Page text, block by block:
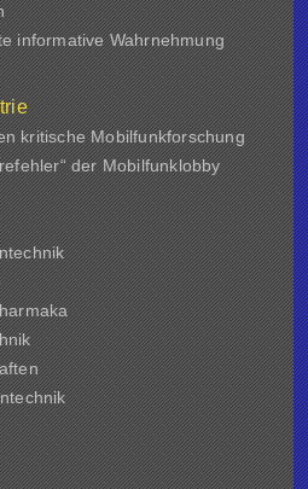
informative Wahrnehmung
kritische Mobilfunkforschung
der Mobilfunklobby